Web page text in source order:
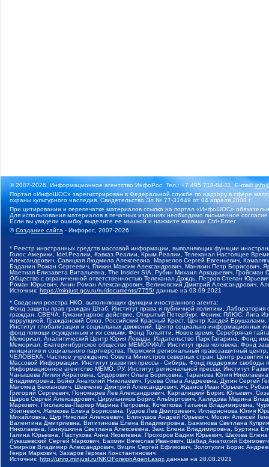
© 2007-2026, Информационное агентство ИнфоРос. Тел.: +7 495 718-84-11, E-mail:
Портал «ИнфоШОС» зарегистрирован в Федеральной службе по надзору в сфере
охраны культурного наследия. Свидетельство Эл № 77-31649 от 04 апреля 2008 г.
При цитировании и перепечатке материалов ссылка на портал «ИнфоШОС»
Для использования материалов в печатных изданиях необходимо письменное
Если вы увидели ошибку, выделите ее мышкой и нажмите клавиши Ctrl+Enter
©Создание сайта - Инфорос, 2007-2026
* Реестр иностранных средств массовой информации, выполняющих функции
Голос Америки, Idel.Реалии, Кавказ.Реалии, Крым.Реалии, Телеканал Настоящее
Александрович, Савицкая Людмила Алексеевна, Маркелов Сергей Евгеньевич,
Баданин Роман Сергеевич, Гликин Максим Александрович, Маняхин Петр
Маетная Елизавета Витальевна, The Insider SIA, Рубин Михаил Аркадьевич,
Общество с ограниченной ответственностью Телеканал Дождь, Петров Степан
Роман Юрьевич, Анин Роман Александрович, Великовский Дмитрий Александрович,
Источник: https://minjust.gov.ru/ru/documents/7755/ данные на 03.09.2021
* Сведения реестра НКО, выполняющих функции иностранного агента:
Фонд защиты прав граждан Штаб, Институт права и публичной политики,
граждан, СВЕЧА, Гуманитарное действие, Открытый Петербург, Феникс ПЛЮС, Лига
коррупцией, Гражданский Союз, Российский Красный Крест, Центр Хасдей
Институт глобализации и социальных движений, Центр социально-информационных
фонд помощи осужденным и их семьям, Фонд Тольятти, Новое время, Серебряная
Мемориал, Аналитический Центр Юрия Левады, Издательство Парк Гагарина, Фонд
Мемориал, Екатеринбургское общество МЕМОРИАЛ, Институт прав человека, Фонд
инициатив и социального партнерства, Пермский региональный правозащитный
ЧЕЛОВЕКА, Частное учреждение Совета Министров северных стран, Центр развития
Массовой Информации, Институт развития прессы - Сибирь, Фонд поддержки свободы
Информационное агентство МЕМО. РУ, Институт региональной прессы, Институт
Чанышева Лилия Айратовна, Сидорович Ольга Борисовна, Таранова Юлия
Владимировна, Бойко Анатолий Николаевич, Гусева Ольга Андреевна, Дугин Сергей
Магомед Бекханович, Шевченко Дмитрий Александрович, Жданов Иван Юрьевич,
Григорий Сергеевич, Пономарев Лев Александрович, Каргалицкий Борис Юльевич,
Щаров Сергей Алексадрович, Цирульников Борис Альбертович, Халидова Марина
Маркович, Пислакова-Паркер Марина Петровна, Кочеткова Татьяна Владимировна,
Збигневич, Жемкова Елена Борисовна, Гудков Лев Дмитриевич, Илларионова Юлия
Михайловна, Щур Николай Алексеевич, Блинушов Андрей Юрьевич, Мосин Алексей
Валентина Дмитриевна, Вититинова Елена Владимировна, Баженова Светлана
Николаевна, Ганнушкина Светлана Алексеевна, Закс Елена Владимировна, Буртина
Галина Юрьевна, Пастухова Анна Яковлевна, Прохоров Вадим Юрьевич, Шахова
Лукашевский Сергей Маркович, Бахмин Вячеслав Иванович, Шабад Анатолий
Смирнов Владимир Александрович, Вицин Сергей Ефимович, Золотухин Борис
Генри Маркович, Захаров Герман Константинович
Источник: http://unro.minjust.ru/NKOForeignAgent.aspx данные на 28.08.2021